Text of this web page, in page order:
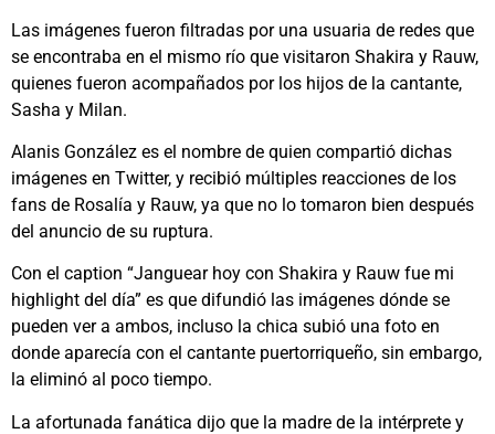
Las imágenes fueron filtradas por una usuaria de redes que
se encontraba en el mismo río que visitaron Shakira y Rauw,
quienes fueron acompañados por los hijos de la cantante,
Sasha y Milan.
Alanis González es el nombre de quien compartió dichas
imágenes en Twitter, y recibió múltiples reacciones de los
fans de Rosalía y Rauw, ya que no lo tomaron bien después
del anuncio de su ruptura.
Con el caption “Janguear hoy con Shakira y Rauw fue mi
highlight del día” es que difundió las imágenes dónde se
pueden ver a ambos, incluso la chica subió una foto en
donde aparecía con el cantante puertorriqueño, sin embargo,
la eliminó al poco tiempo.
La afortunada fanática dijo que la madre de la intérprete y